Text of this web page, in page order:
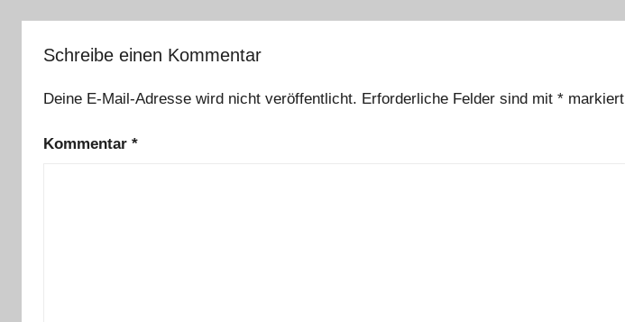
Schreibe einen Kommentar
Deine E-Mail-Adresse wird nicht veröffentlicht. Erforderliche Felder sind mit * markiert
Kommentar *